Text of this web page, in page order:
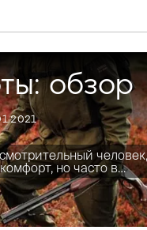
обзор
человек,
но часто в…